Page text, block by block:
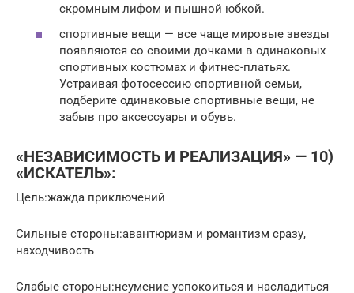
скромным лифом и пышной юбкой.
спортивные вещи — все чаще мировые звезды
появляются со своими дочками в одинаковых
спортивных костюмах и фитнес-платьях.
Устраивая фотосессию спортивной семьи,
подберите одинаковые спортивные вещи, не
забыв про аксессуары и обувь.
«НЕЗАВИСИМОСТЬ И РЕАЛИЗАЦИЯ» — 10)
«ИСКАТЕЛЬ»:
Цель:жажда приключений
Сильные стороны:авантюризм и романтизм сразу,
находчивость
Слабые стороны:неумение успокоиться и насладиться